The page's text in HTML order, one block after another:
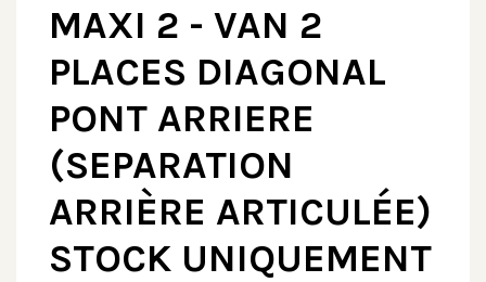
MAXI 2 - VAN 2
PLACES DIAGONAL
PONT ARRIERE
(SEPARATION
ARRIÈRE ARTICULÉE)
STOCK UNIQUEMENT